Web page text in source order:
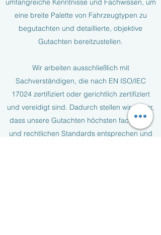
umfangreiche Kenntnisse und Fachwissen, um
eine breite Palette von Fahrzeugtypen zu
begutachten und detaillierte, objektive
Gutachten bereitzustellen.
Wir arbeiten ausschließlich mit
Sachverständigen, die nach EN ISO/IEC
17024 zertifiziert oder gerichtlich zertifiziert
und vereidigt sind. Dadurch stellen wir sicher,
dass unsere Gutachten höchsten fachlichen
und rechtlichen Standards entsprechen und